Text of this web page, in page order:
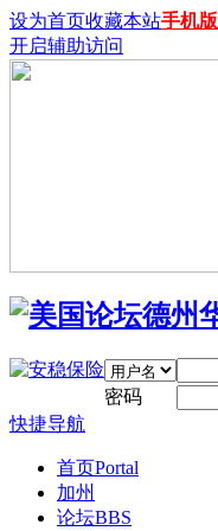
设为首页收藏本站手机版
开启辅助访问
密码
快捷导航
首页Portal
加州
论坛BBS